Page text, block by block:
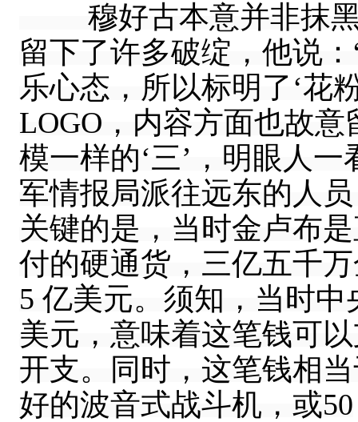
穆好古本意并非抹黑
留下了许多破绽，他说
乐心态，所以标明了‘花
LOGO，内容方面也故
模一样的‘三’，明眼人
军情报局派往远东的人
关键的是，当时金卢布
付的硬通货，三亿五千
5 亿美元。须知，当时
美元，意味着这笔钱可
开支。同时，这笔钱相
好的波音式战斗机，或50